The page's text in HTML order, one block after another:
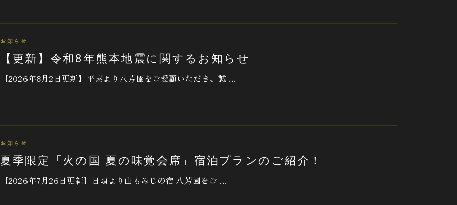
お知らせ
【更新】令和8年熊本地震に関するお知らせ
【2026年8月2日更新】平素より八芳園をご愛顧いただき、誠 …
お知らせ
夏季限定「火の国 夏の味覚会席」宿泊プランのご紹介！
【2026年7月26日更新】日頃より山もみじの宿 八芳園をご …